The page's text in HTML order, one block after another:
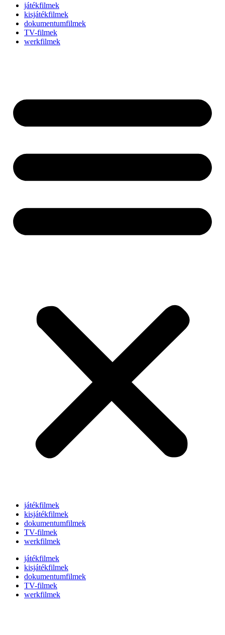
játékfilmek
kisjátékfilmek
dokumentumfilmek
TV-filmek
werkfilmek
játékfilmek
kisjátékfilmek
dokumentumfilmek
TV-filmek
werkfilmek
játékfilmek
kisjátékfilmek
dokumentumfilmek
TV-filmek
werkfilmek